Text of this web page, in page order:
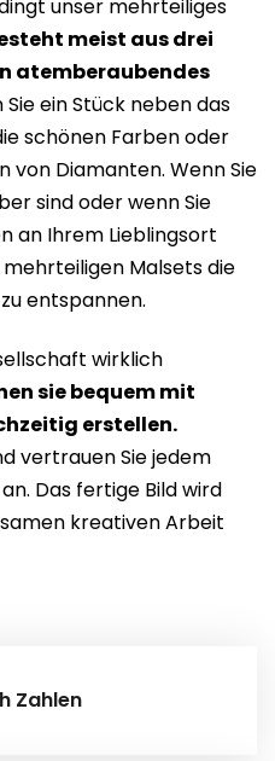
unser mehrteiliges
meist aus drei
atemberaubendes
Sie ein Stück neben das
schönen Farben oder
von Diamanten. Wenn Sie
sind oder wenn Sie
an Ihrem Lieblingsort
Malsets die
entspannen.
wirklich
sie bequem mit
erstellen.
vertrauen Sie jedem
Das fertige Bild wird
kreativen Arbeit
Zahlen